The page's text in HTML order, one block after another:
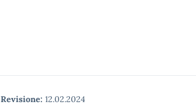
Revisione: 12.02.2024